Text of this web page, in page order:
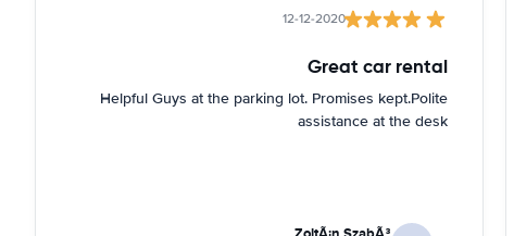
12-12-2020
Great car rental
Helpful Guys at the parking lot. Promises kept.Polite
assistance at the desk